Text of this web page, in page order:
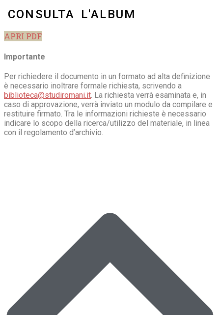
CONSULTA L'ALBUM
APRI PDF
Importante
Per richiedere il documento in un formato ad alta definizione
è necessario inoltrare formale richiesta, scrivendo a
biblioteca@studiromani.it. La richiesta verrà esaminata e, in
caso di approvazione, verrà inviato un modulo da compilare e
restituire firmato. Tra le informazioni richieste è necessario
indicare lo scopo della ricerca/utilizzo del materiale, in linea
con il regolamento d’archivio.